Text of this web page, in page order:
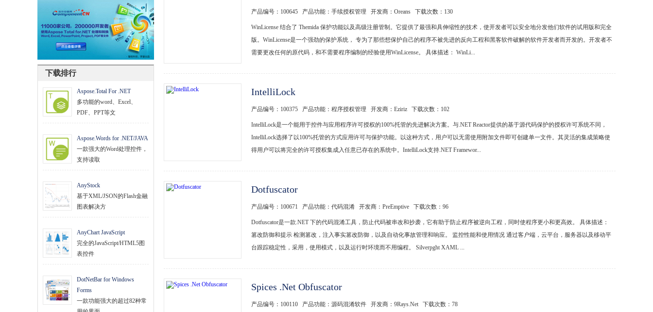
项目管理与业务逻辑
网络通讯
地理信息系统
程序安全
开发测试与优化
其它
下载排行
Aspose.Total For .NET
多功能的word、Excel、
PDF、PPT等文
Aspose.Words for .NET/JAVA
一款强大的Word处理控件，
支持读取
AnyStock
基于XML/JSON的Flash金融
图表解决方
AnyChart JavaScript
完全的JavaScript/HTML5图
表控件
DotNetBar for Windows
Forms
一款功能强大的超过82种常
产品编号：100645 产品功能：手续授权管理 开发商：Oreans 下载次数： 130
WinLicense 结合了 Themida 保护功能以及高级注册管制。它提供了最强和具伸缩性的技术，使开发者可以安全地分发他们软件的试用版和完全
版。WinLicense是一个强劲的保护系统， 专为了那些想保护自己的程序不被先进的反向工程和黑客软件破解的软件开发者而开发的。开发者不
需要更改任何的原代码，和不需要程序编制的经验使用WinLicense。 具体描述： WinLi...
IntelliLock
产品编号：100375 产品功能：程序授权管理 开发商：Eziriz 下载次数： 102
IntelliLock是一个能用于控件与应用程序许可授权的100%托管的先进解决方案。与.NET Reactor提供的基于源代码保护的授权许可系统不同，
IntelliLock选择了以100%托管的方式应用许可与保护功能。以这种方式，用户可以无需使用附加文件即可创建单一文件。其灵活的集成策略使
得用户可以将完全的许可授权集成入任意已存在的系统中。IntelliLock支持.NET Framewor...
Dotfuscator
产品编号：100671 产品功能：代码混淆 开发商：PreEmptive 下载次数： 96
Dotfuscator是一款.NET 下的代码混淆工具，防止代码被串改和抄袭，它有助于防止程序被逆向工程，同时使程序更小和更高效。 具体描述：
篡改防御和提示 检测篡改，注入事实篡改防御，以及自动化事故管理和响应。 监控性能和使用情况 通过客户端，云平台，服务器以及移动平
台跟踪稳定性，采用，使用模式，以及运行时环境而不用编程。 Silverpght XAML ...
Spices .Net Obfuscator
产品编号：100110 产品功能：源码混淆软件 开发商：9Rays.Net 下载次数： 78